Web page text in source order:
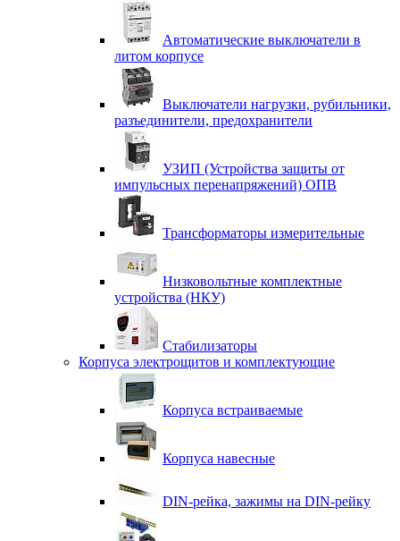
Автоматические выключатели в
литом корпусе
Выключатели нагрузки, рубильники,
разъединители, предохранители
УЗИП (Устройства защиты от
импульсных перенапряжений) ОПВ
Трансформаторы измерительные
Низковольтные комплектные
устройства (НКУ)
Стабилизаторы
Корпуса электрощитов и комплектующие
Корпуса встраиваемые
Корпуса навесные
DIN-рейка, зажимы на DIN-рейку